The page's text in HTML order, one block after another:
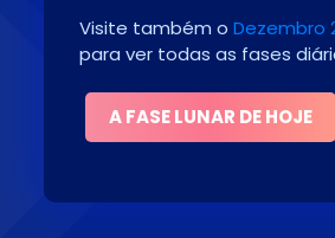
Visite também o Dezembro
para ver todas as fases
A FASE LUNAR DE HOJE